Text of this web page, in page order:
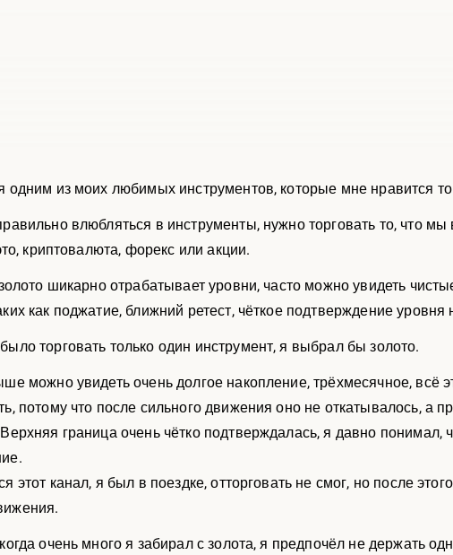
одним из моих любимых инструментов, которые мне нравится
влюбляться в инструменты, нужно торговать то, что
криптовалюта, форекс или акции.
шикарно отрабатывает уровни, часто можно увидеть
как поджатие, ближний ретест, чёткое подтверждение уровня
торговать только один инструмент, я выбрал бы золото.
можно увидеть очень долгое накопление, трёхмесячное, всё
потому что после сильного движения оно не откатывалось, а
граница очень чётко подтверждалась, я давно понимал,
этот канал, я был в поездке, отторговать не смог, но после
очень много я забирал с золота, я предпочёл не держать